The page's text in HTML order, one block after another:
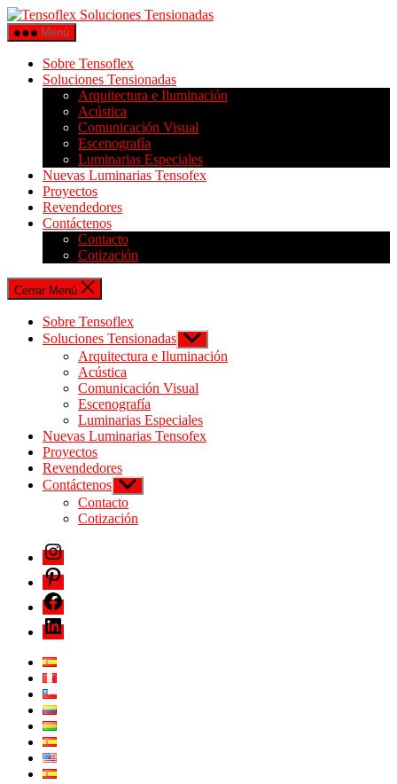
Menú
Sobre Tensoflex
Soluciones Tensionadas
Arquitectura e Iluminación
Acústica
Comunicación Visual
Escenografía
Luminarias Especiales
Nuevas Luminarias Tensofex
Proyectos
Revendedores
Contáctenos
Contacto
Cotización
Cerrar Menú
Sobre Tensoflex
Soluciones Tensionadas
Arquitectura e Iluminación
Acústica
Comunicación Visual
Escenografía
Luminarias Especiales
Nuevas Luminarias Tensofex
Proyectos
Revendedores
Contáctenos
Contacto
Cotización